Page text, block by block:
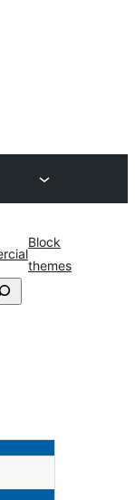
Block
themes